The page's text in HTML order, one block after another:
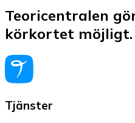
Teoricentralen
körkortet möjligt.
Tjänster